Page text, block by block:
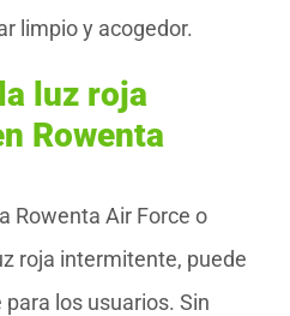
limpio y acogedor.
luz roja
Rowenta
Rowenta Air Force o
roja intermitente, puede
los usuarios. Sin